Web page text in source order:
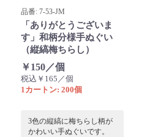
品番: 7-53-JM
「ありがとうございま
す」和柄分様手ぬぐい
（縦縞梅ちらし）
￥150／個
税込￥165／個
1カートン: 200個
3色の縦縞に梅ちらし柄が
かわいい手ぬぐいです。